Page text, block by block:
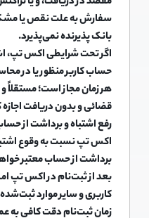
سفارش به علت نقص یا مشکل
بانک پذیرنده نمی‌پذیرد.
اگر تحت شرایطی اکس تپ،
حساب کاربر منظور یا در
هر زمان مجاز است؛ مستقلاً
قضائی و بدون دریافت
رفع اشتباه و برداشت از
اکس تپ نسبت به وقوع
برداشت از حساب معتبر
بعد از ثبت‌نام در اکس تپ
کاربری و سایر موارد
زمان ثبت‌نام دقت کافی به